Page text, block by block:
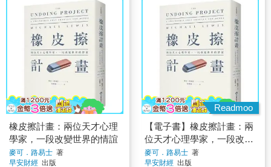
橡皮擦計畫：兩位天才心理
學家，一段改變世界的情誼
麥可．路易士 著
早安財經 出版
Readmoo
【電子書】橡皮擦計畫：兩
位天才心理學家，一段改變
世界的情誼
麥可．路易士 著
早安財經 出版